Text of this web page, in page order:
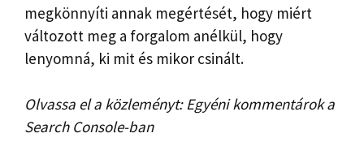
megkönnyíti annak megértését, hogy miért
változott meg a forgalom anélkül, hogy
lenyomná, ki mit és mikor csinált.
Olvassa el a közleményt: Egyéni kommentárok a
Search Console-ban